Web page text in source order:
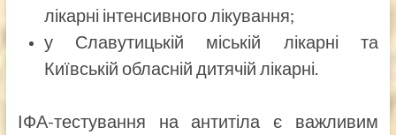
лікарні інтенсивного лікування;
у Славутицькій міській лікарні та
Київській обласній дитячій лікарні.
ІФА-тестування на антитіла є важливим